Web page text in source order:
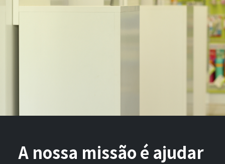
A nossa missão é ajudar